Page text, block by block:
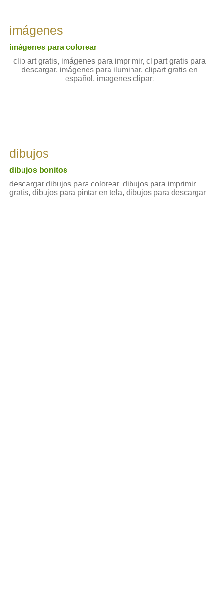
imágenes
imágenes para colorear
clip art gratis, imágenes para imprimir, clipart gratis para
descargar, imágenes para iluminar, clipart gratis en
español, imagenes clipart
dibujos
dibujos bonitos
descargar dibujos para colorear, dibujos para imprimir
gratis, dibujos para pintar en tela, dibujos para descargar